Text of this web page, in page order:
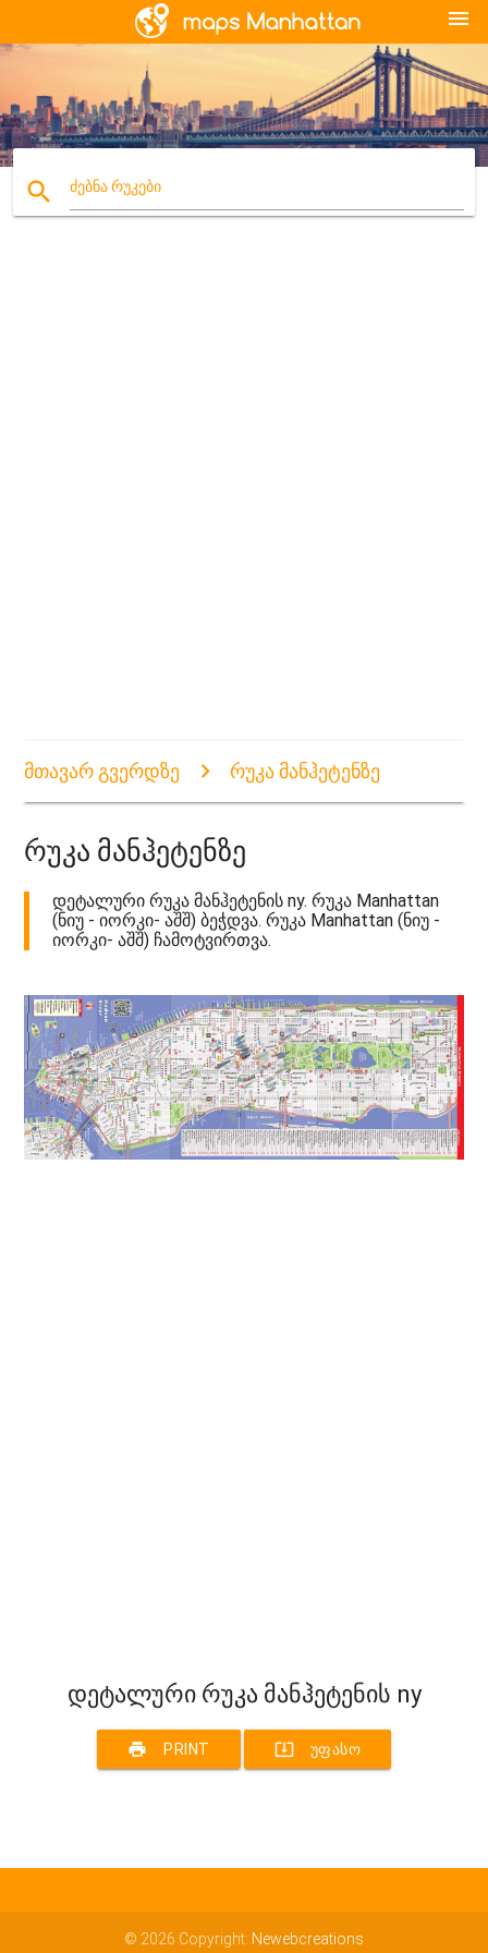
menu
search ძებნა რუკები
მთავარ გვერდზე რუკა მანჰეტენზე
რუკა მანჰეტენზე
დეტალური რუკა მანჰეტენის ny. რუკა Manhattan
(ნიუ - იორკი- აშშ) ბეჭდვა. რუკა Manhattan (ნიუ -
იორკი- აშშ) ჩამოტვირთვა.
დეტალური რუკა მანჰეტენის ny
print PRINT system_update_alt ᲣᲤᲐᲡᲝ
© 2026 Copyright: Newebcreations